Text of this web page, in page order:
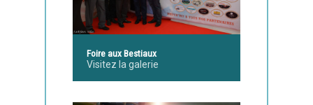
Foire aux Bestiaux
Visitez la galerie